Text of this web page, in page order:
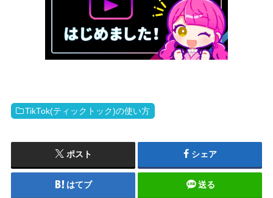
TikTok(ティックトック)の使い方
ポスト シェア
はてブ 送る